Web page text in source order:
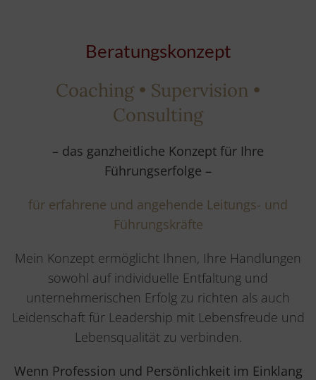
Beratungskonzept
Coaching • Supervision •
Consulting
– das ganzheitliche Konzept für Ihre
Führungserfolge –
für erfahrene und angehende Leitungs- und
Führungskräfte
Mein Konzept ermöglicht Ihnen, Ihre Handlungen
sowohl auf individuelle Entfaltung und
unternehmerischen Erfolg zu richten als auch
Leidenschaft für Leadership mit Lebensfreude und
Lebensqualität zu verbinden.
Wenn Profession und Persönlichkeit im Einklang